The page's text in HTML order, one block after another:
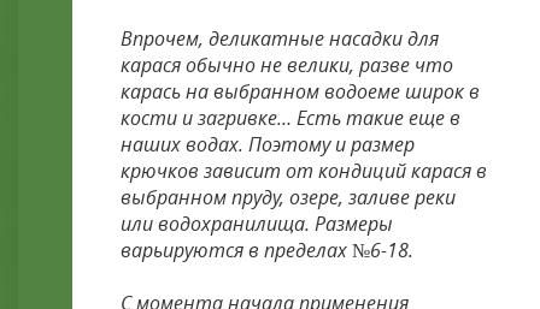
Впрочем, деликатные насадки для
карася обычно не велики, разве что
карась на выбранном водоеме широк в
кости и загривке… Есть такие еще в
наших водах. Поэтому и размер
крючков зависит от кондиций карася в
выбранном пруду, озере, заливе реки
или водохранилища. Размеры
варьируются в пределах №6-18.
С момента начала применения